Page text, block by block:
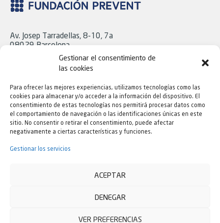
Gestionar el consentimiento de
las cookies
Para ofrecer las mejores experiencias, utilizamos tecnologías como las
cookies para almacenar y/o acceder a la información del dispositivo. El
consentimiento de estas tecnologías nos permitirá procesar datos como
el comportamiento de navegación o las identificaciones únicas en este
sitio. No consentir o retirar el consentimiento, puede afectar
negativamente a ciertas características y funciones.
Gestionar los servicios
ACEPTAR
DENEGAR
VER PREFERENCIAS
Av. Josep Tarradellas, 8-10, 7a
08029 Barcelona
Tel. 93 439 18 06
C/ Cavanilles, 43, Bajo
28007 Madrid
Tel. 91 724 16 21
para personas con movilidad reducida.
|Declaración de Accesibilidad |